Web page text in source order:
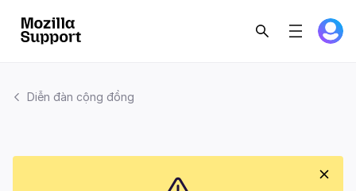
Diễn đàn cộng đồng